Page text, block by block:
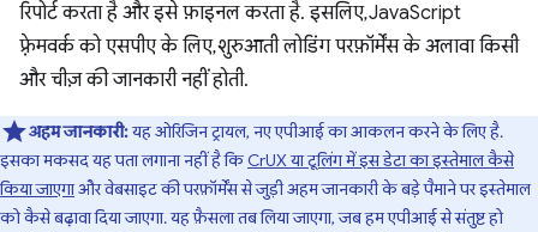
रिपोर्ट करता है और इसे फ़ाइनल करता है. इसलिए, JavaScript
फ़्रेमवर्क को एसपीए के लिए, शुरुआती लोडिंग परफ़ॉर्मेंस के अलावा किसी
और चीज़ की जानकारी नहीं होती.
अहम जानकारी:यह ओरिजिन ट्रायल, नए एपीआई का आकलन करने के लिए है.
इसका मकसद यह पता लगाना नहीं है कि CrUX या टूलिंग में इस डेटा का इस्तेमाल कैसे
किया जाएगाऔर वेबसाइट की परफ़ॉर्मेंस से जुड़ी अहम जानकारी के बड़े पैमाने पर इस्तेमाल
को कैसे बढ़ावा दिया जाएगा. यह फ़ैसला तब लिया जाएगा, जब हम एपीआई से संतुष्ट हो